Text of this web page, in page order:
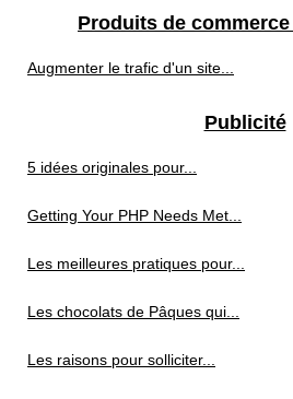
Produits de
Augmenter le trafic d'un site...
Publicité
5 idées originales pour...
Getting Your PHP Needs Met...
Les meilleures pratiques pour...
Les chocolats de Pâques qui...
Les raisons pour solliciter...